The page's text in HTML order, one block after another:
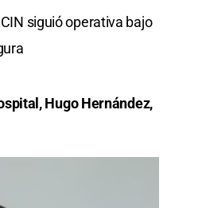
siguió operativa bajo
Hugo Hernández,